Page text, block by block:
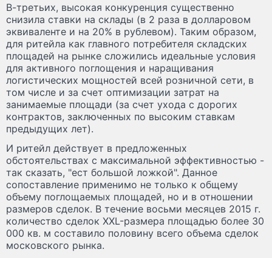
В-третьих, высокая конкуренция существенно
снизила ставки на склады (в 2 раза в долларовом
эквиваленте и на 20% в рублевом). Таким образом,
для ритейла как главного потребителя складских
площадей на рынке сложились идеальные условия
для активного поглощения и наращивания
логистических мощностей всей розничной сети, в
том числе и за счет оптимизации затрат на
занимаемые площади (за счет ухода с дорогих
контрактов, заключенных по высоким ставкам
предыдущих лет).
И ритейл действует в предложенных
обстоятельствах с максимальной эффективностью -
так сказать, "ест большой ложкой". Данное
сопоставление применимо не только к общему
объему поглощаемых площадей, но и в отношении
размеров сделок. В течение восьми месяцев 2015 г.
количество сделок XXL-размера площадью более 30
000 кв. м составило половину всего объема сделок
московского рынка.